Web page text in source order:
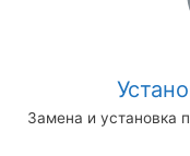
Замена и установка